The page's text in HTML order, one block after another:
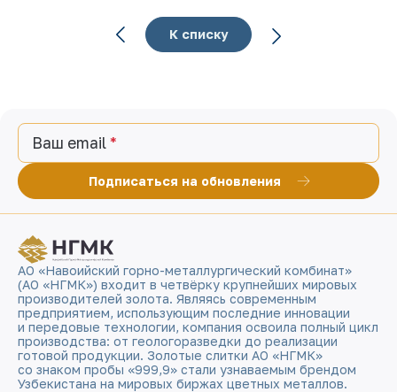
К списку
Ваш email
Подписаться на обновления
АО «Навоийский горно-металлургический комбинат»
(АО «НГМК») входит в четвёрку крупнейших мировых
производителей золота. Являясь современным
предприятием, использующим последние инновации
и передовые технологии, компания освоила полный цикл
производства: от геологоразведки до реализации
готовой продукции. Золотые слитки АО «НГМК»
со знаком пробы «999,9» стали узнаваемым брендом
Узбекистана на мировых биржах цветных металлов.